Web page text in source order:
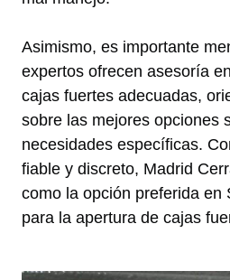
Asimismo, es importante
expertos ofrecen asesoría
cajas fuertes adecuadas,
sobre las mejores opciones
necesidades específicas.
fiable y discreto, Madrid
como la opción preferida en
para la apertura de cajas